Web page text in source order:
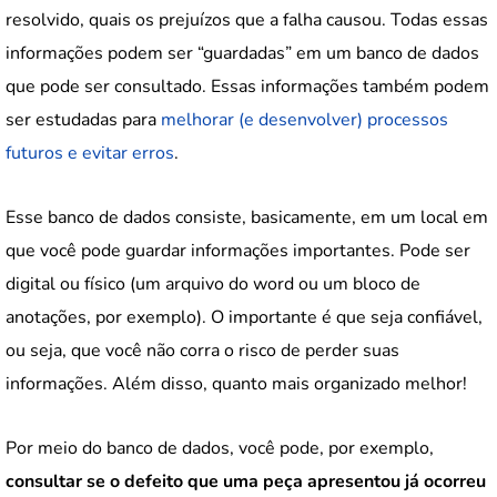
resolvido, quais os prejuízos que a falha causou. Todas essas
informações podem ser “guardadas” em um banco de dados
que pode ser consultado. Essas informações também podem
ser estudadas para melhorar (e desenvolver) processos
futuros e evitar erros.
Esse banco de dados consiste, basicamente, em um local em
que você pode guardar informações importantes. Pode ser
digital ou físico (um arquivo do word ou um bloco de
anotações, por exemplo). O importante é que seja confiável,
ou seja, que você não corra o risco de perder suas
informações. Além disso, quanto mais organizado melhor!
Por meio do banco de dados, você pode, por exemplo,
consultar se o defeito que uma peça apresentou já ocorreu